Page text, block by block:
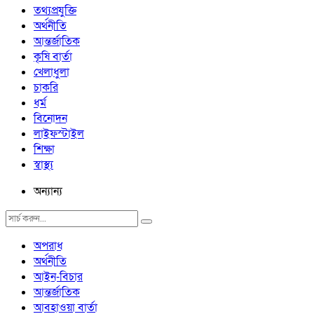
তথ্যপ্রযুক্তি
অর্থনীতি
আন্তর্জাতিক
কৃষি বার্তা
খেলাধুলা
চাকরি
ধর্ম
বিনোদন
লাইফস্টাইল
শিক্ষা
স্বাস্থ্য
অন্যান্য
অপরাধ
অর্থনীতি
আইন-বিচার
আন্তর্জাতিক
আবহাওয়া বার্তা